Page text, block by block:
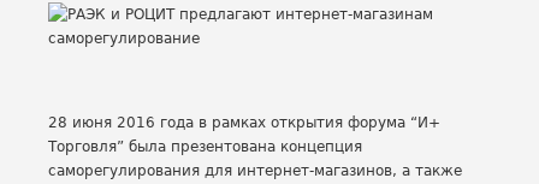
28 июня 2016 года в рамках открытия форума “И+
Торговля” была презентована концепция
саморегулирования для интернет-магазинов, а также